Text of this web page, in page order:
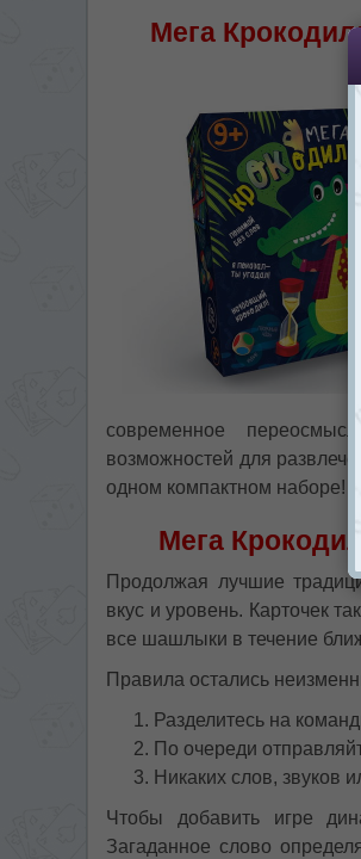
Мега
современное
возможностей для
одном компактном наборе!
Мега
Продолжая лучшие
вкус и уровень. Карточек
все шашлыки в течение
Правила остались
Разделитесь на
По очереди
Никаких слов, звуков
Чтобы добавить игре
Загаданное слово